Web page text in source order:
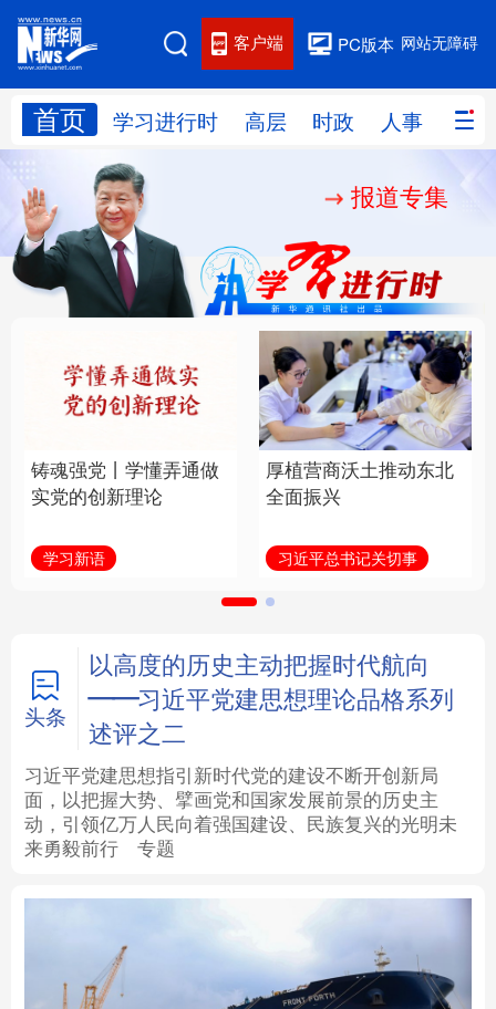
网站无障碍
PC版本
客户端
首页 学习进行时 高层 时政 人事 国际
网站地图
学习进行时 人事
国际 财经 网评
思客智库 全球连线 教育
科技 科创 量子 体育
健康 军事
访谈 视频 图片 政务
学术中国 乡村振兴 银龄 溯源中国
城市 旅游 能源 会展
彩票 娱乐 时尚 悦读
公益 一带一路 亚太网 上市公司
地方频道
报道专集
铸魂强党丨学懂弄通做
实党的创新理论
学习新语
厚植营商沃土推动东北
全面振兴
习近平总书记关切事
头条
以高度的历史主动把握时代航向
——习近平党建思想理论品格系列
述评之二
习近平党建思想指引新时代党的建设不断开创新局
面，以把握大势、擘画党和国家发展前景的历史主
动，引领亿万人民向着强国建设、民族复兴的光明未
来勇毅前行
专题